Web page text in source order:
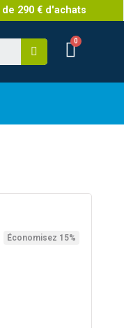
290 € d'achats
Économisez 15%